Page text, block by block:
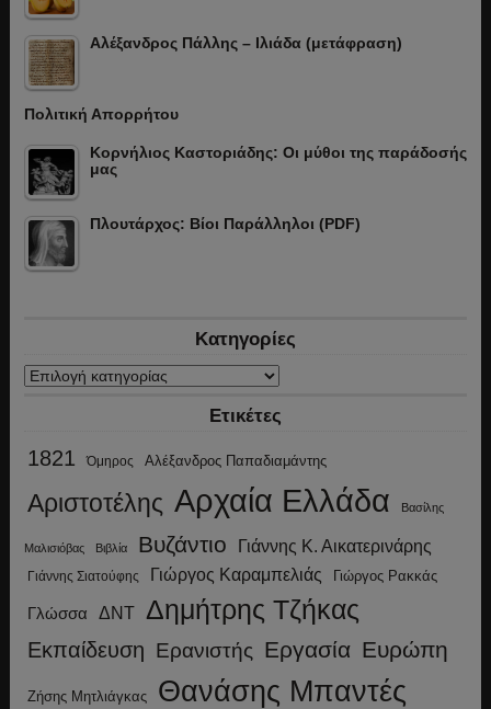
Αλέξανδρος Πάλλης – Ιλιάδα (μετάφραση)
Πολιτική Απορρήτου
Κορνήλιος Καστοριάδης: Οι μύθοι της παράδοσής
μας
Πλουτάρχος: Βίοι Παράλληλοι (PDF)
Κατηγορίες
Κατηγορίες
Ετικέτες
1821 Όμηρος Αλέξανδρος Παπαδιαμάντης
Αριστοτέλης Αρχαία Ελλάδα Βασίλης
Μαλισιόβας Βιβλία Βυζάντιο Γιάννης Κ. Αικατερινάρης
Γιάννης Σιατούφης Γιώργος Καραμπελιάς Γιώργος Ρακκάς
Γλώσσα ΔΝΤ Δημήτρης Τζήκας
Εκπαίδευση Ερανιστής Εργασία Ευρώπη
Ζήσης Μητλιάγκας Θανάσης Μπαντές